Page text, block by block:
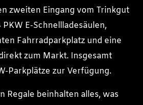
zweiten Eingang vom Trinkgut
PKW E-Schnellladesäulen,
Fahrradparkplatz und eine
zum Markt. Insgesamt
Parkplätze zur Verfügung.
Regale beinhalten alles, was